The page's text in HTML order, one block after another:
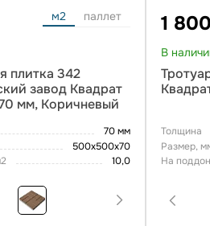
м2 паллет
плитка 342
завод Квадрат
мм, Коричневый
70 мм
500х500х70
10,0
1
В
Толщина
Размер,
На